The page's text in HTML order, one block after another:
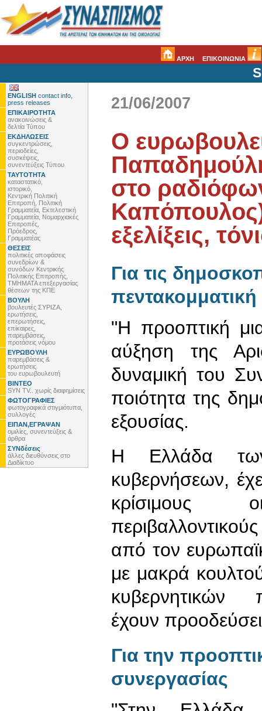
ΑΡΧΗ ΕΠΙΚΟΙΝΩΝΙΑ
ENGLISH contact info,
press releases
ΕΠΙΚΑΙΡΟΤΗΤΑ
ανακοινώσεις &
δελτία Τύπου
ΕΚΔΗΛΩΣΕΙΣ
συγκεντρώσεις,
περιοδείες,
συσκέψεις,
συνεντεύξεις Τύπου
ΤΑΥΤΟΤΗΤΑ
καταστατικό,
ιστορικό,
Κεντρική Πολιτική
Επιτροπή, Πολιτική
Γραμματεία, Εκτελεστική
Γραμματεία, Νομαρχιακές
Επιτροπές,
Πρόεδρος,
Γραμματέας
ΘΕΣΕΙΣ
πολιτικές αποφάσεις
συνεδρίων &
συνόδων Κεντρικής
Πολιτικής Επιτροπής,
ΤΜΗΜΑΤΑ επεξεργασίας
θέσεων της ΚΠΕ
ΒΟΥΛΗ
βουλευτές ΣΥΡΙΖΑ,
ερωτήσεις,
επερωτήσεις,
επίκαιρες,
παρεμβάσεις,
προτάσεις νόμου
ΕΥΡΩΒΟΥΛΗ
παρεμβάσεις &
ερωτήσεις
του ευρωβουλευτή
ΒΙΝΤΕΟ
SYN TV.. χωρίς διαφημίσεις
ΦΩΤΟΓΡΑΦΙΕΣ
φωτογραφικά στιγμιότυπα,
συλλογές
ΕΙΠΑΝ,ΕΓΡΑΨΑΝ
ομιλίες, συνεντεύξεις &
άρθρα
ΣΥΝδέσεις
άλλες διευθύνσεις στο
Διαδίκτυο
21/06/2007
Ο
στο
Καπόπουλος)
εξελίξεις,
Για τις
"Η προοπτική
αύξηση της
δυναμική του
ποιότητα της
εξουσίας.
Η Ελλάδα των
κυβερνήσεων,
κρίσιμους
από τον
με μακρά
κυβερνητικών
έχουν
Για την
συνεργασίας